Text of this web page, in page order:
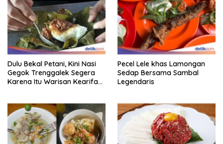
Dulu Bekal Petani, Kini Nasi
Gegok Trenggalek Segera
Karena Itu Warisan Kearifan
Pecel Lele khas Lamongan
Sedap Bersama Sambal
Legendaris